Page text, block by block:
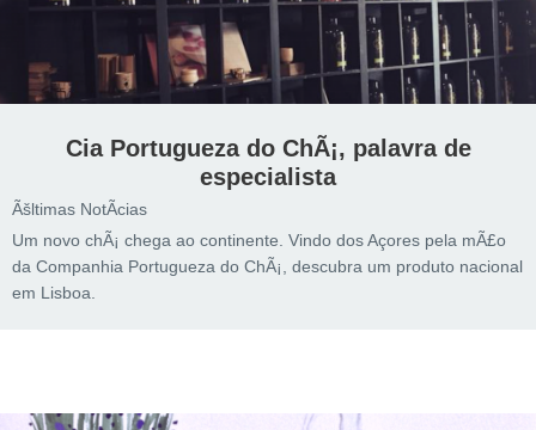
Cia Portugueza do ChÃ¡, palavra de
especialista
Ãšltimas NotÃ­cias
Um novo chÃ¡ chega ao continente. Vindo dos Açores pela mÃ£o
da Companhia Portugueza do ChÃ¡, descubra um produto nacional
em Lisboa.